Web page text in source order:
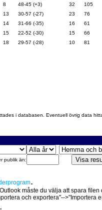
8 48-45 (+3) 32
105
13 30-57 (-27) 23
76
14 31-66 (-35) 16
61
15 22-52 (-30) 15
66
18 29-57 (-28) 10 81
i databasen. Eventuell övrig data
publik än:
.
måste du välja att spara filen
och exportera"-->"Importera
.